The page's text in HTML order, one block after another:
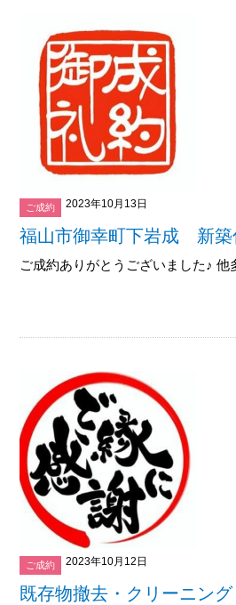
ご成約 2023年10月13日
福山市御幸町下岩成 新
ご成約ありがとうございました♪
ご成約 2023年10月12日
既存物撤去・クリーニン